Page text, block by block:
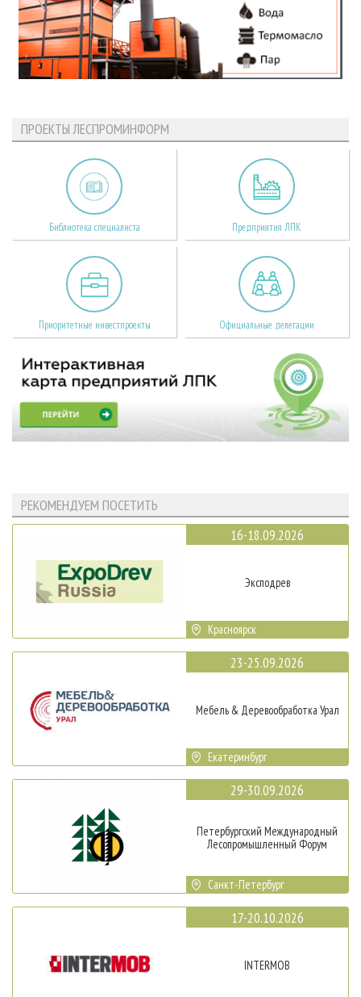
ПРОЕКТЫ ЛЕСПРОМИНФОРМ
Библиотека специалиста Предприятия ЛПК
Приоритетные инвестпроекты Официальные делегации
РЕКОМЕНДУЕМ ПОСЕТИТЬ
16-18.09.2026
Эксподрев
Красноярск
23-25.09.2026
Мебель & Деревообработка Урал
Екатеринбург
29-30.09.2026
Петербургский Международный
Лесопромышленный Форум
Санкт-Петербург
17-20.10.2026
INTERMOB